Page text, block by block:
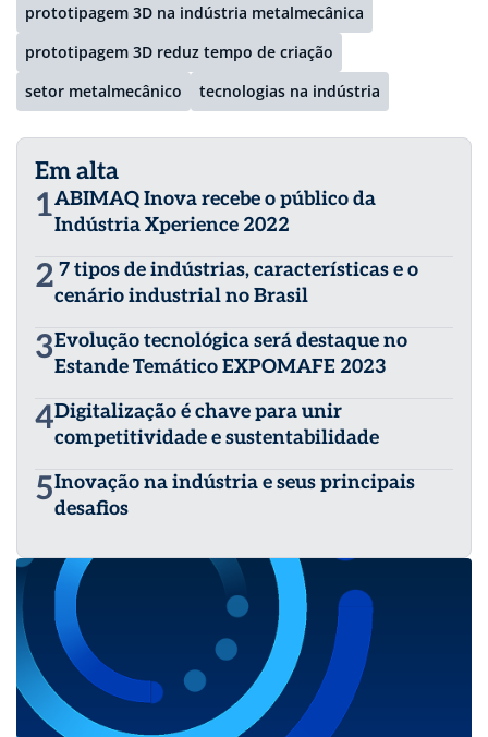
prototipagem 3D na indústria metalmecânica
prototipagem 3D reduz tempo de criação
setor metalmecânico
tecnologias na indústria
Em alta
1ABIMAQ Inova recebe o público da
Indústria Xperience 2022
2 7 tipos de indústrias, características e o
cenário industrial no Brasil
3Evolução tecnológica será destaque no
Estande Temático EXPOMAFE 2023
4Digitalização é chave para unir
competitividade e sustentabilidade
5Inovação na indústria e seus principais
desafios